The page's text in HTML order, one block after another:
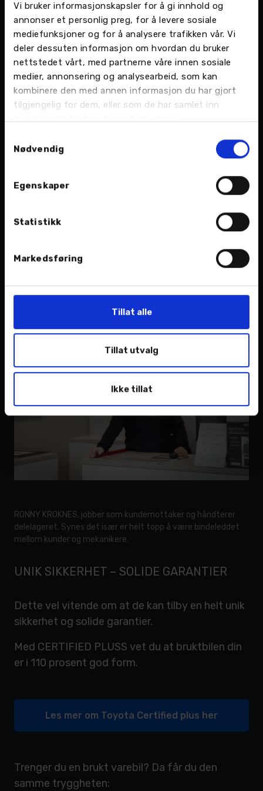
Vi bruker informasjonskapsler for å gi innhold og
annonser et personlig preg, for å levere sosiale
mediefunksjoner og for å analysere trafikken vår. Vi
deler dessuten informasjon om hvordan du bruker
nettstedet vårt, med partnerne våre innen sosiale
medier, annonsering og analysearbeid, som kan
kombinere den med annen informasjon du har gjort
tilgjengelig for dem, eller som de har samlet inn
gjennom din bruk av tjenestene deres.
Nødvendig
Egenskaper
Statistikk
Markedsføring
Tillat alle
Tillat utvalg
Ikke tillat
ÅGE ANDRÉ ARNES, mekaniker som vet at han har verdens
Med base hos Nordvik i Brønnøysund kan du fint
høykompetent og svært motivert stab som
stortrives, noe som igjen fører til et arbeidsmiljø
som gjør at folk gleder seg til å dra på jobb.
RONNY KROKNES, jobber som kundemottaker og håndterer
delelageret. Synes det især er helt topp å være bindeleddet
mellom kunder og mekanikere.
UNIK SIKKERHET – SOLIDE GARANTIER
Dette vel vitende om at de kan tilby en helt unik
sikkerhet og solide garantier.
Med CERTIFIED PLUSS vet du at bruktbilen din
er i 110 prosent god form.
Les mer om Toyota Certified plus her
Trenger du en brukt varebil? Da får du den
samme tryggheten: